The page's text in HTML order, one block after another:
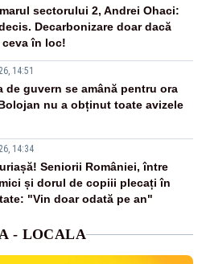
sectorului 2, Andrei Ohaci:
Decarbonizare doar dacă
ceva în loc!
14:51
de guvern se amână pentru ora
nu a obținut toate avizele
14:34
Seniorii României, între
și dorul de copiii plecați în
"Vin doar odată pe an"
- LOCALA